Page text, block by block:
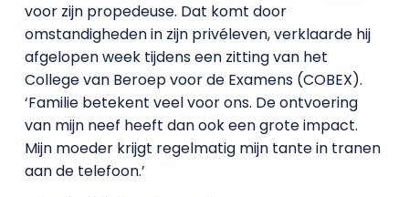
voor zijn propedeuse. Dat komt door
omstandigheden in zijn privéleven, verklaarde hij
afgelopen week tijdens een zitting van het
College van Beroep voor de Examens (COBEX).
‘Familie betekent veel voor ons. De ontvoering
van mijn neef heeft dan ook een grote impact.
Mijn moeder krijgt regelmatig mijn tante in tranen
aan de telefoon.’